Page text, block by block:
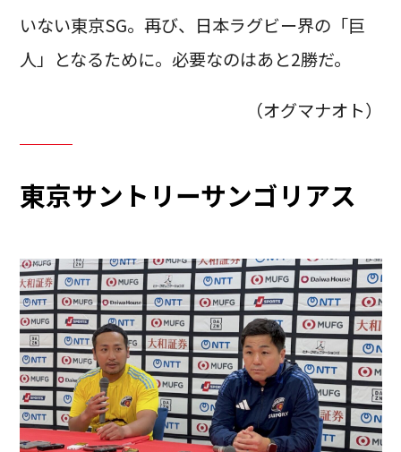
いない東京SG。再び、日本ラグビー界の「巨
人」となるために。必要なのはあと2勝だ。
（オグマナオト）
東京サントリーサンゴリアス